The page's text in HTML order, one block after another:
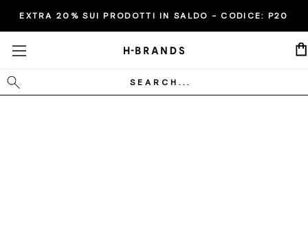
EXTRA 20% SUI PRODOTTI IN SALDO - CODICE: P20
Cerca